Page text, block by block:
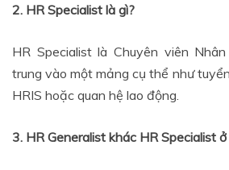
2. HR Specialist là gì?
HR Specialist là Chuyên viên
trung vào một mảng cụ thể như
HRIS hoặc quan hệ lao động.
3. HR Generalist khác HR Specialist